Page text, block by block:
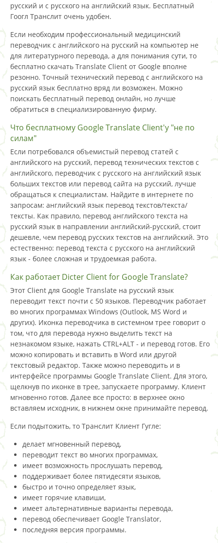
русский и с русского на английский язык. Бесплатный
Гоогл Транслит очень удобен.
Если необходим профессиональный медицинский
переводчик с английского на русский на компьютер не
для литературного перевода, а для понимания сути, то
бесплатно скачать Translate Client от Google вполне
резонно. Точный технический перевод с английского на
русский язык бесплатно вряд ли возможен. Можно
поискать бесплатный перевод онлайн, но лучше
обратиться в специализированную фирму.
Что бесплатному Google Translate Client'у "не по
силам"
Если потребовался объемистый перевод статей с
английского на русский, перевод технических текстов с
английского, переводчик с русского на английский язык
больших текстов или перевод сайта на русский, лучше
обращаться к специалистам. Найдите в интернете по
запросам: английский язык перевод текстов/текста/
тексты. Как правило, перевод английского текста на
русский язык в направлении английский-русский, стоит
дешевле, чем перевод русских текстов на английский. Это
естественно: перевод текста с русского на английский
язык - более сложная и трудоемкая работа.
Как работает Dicter Client for Google Translate?
Этот Client для Google Translate на русский язык
переводит текст почти с 50 языков. Переводчик работает
во многих программах Windows (Outlook, MS Word и
других). Иконка переводчика в системном трее говорит о
том, что для перевода нужно выделить текст на
незнакомом языке, нажать CTRL+ALT - и перевод готов. Его
можно копировать и вставить в Word или другой
текстовый редактор. Также можно переводить и в
интерфейсе программы Google Translate Client. Для этого,
щелкнув по иконкe в трее, запускаете программу. Клиент
мгновенно готов. Далее все просто: в верхнее окно
вставляем исходник, в нижнем окне принимайте перевод.
Если подытожить, то Транслит Клиент Гугле:
делает мгновенный перевод,
переводит текст во многих программах,
имеет возможность прослушать перевод,
поддерживает более пятидесяти языков,
быстро и точно определяет язык,
имеет горячие клавиши,
имеет альтернативные варианты перевода,
перевод обеспечивает Google Translator,
последняя версия программы.